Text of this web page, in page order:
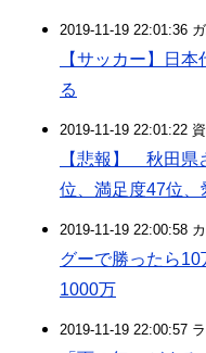
2019-11-19 22:01:36
【サッカー】日
る
2019-11-19 22:01:22
【悲報】 秋田
位、満足度47位
2019-11-19 22:00:58
グーで勝ったら
1000万
2019-11-19 22:00:57